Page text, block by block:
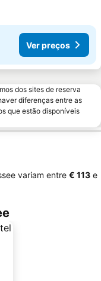
Ver preços
dos sites de reserva
diferenças entre as
que estão disponíveis
variam entre ‎€ 113 e